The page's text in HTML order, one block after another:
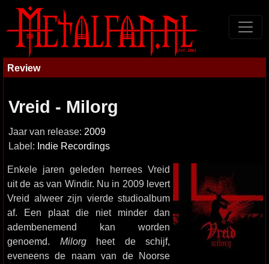
Review
Vreid - Milorg
Jaar van release: 2009
Label: Indie Recordings
Enkele jaren geleden herrees Vreid
uit de as van Windir. Nu in 2009 levert
Vreid alweer zijn vierde studioalbum
af. Een plaat die niet minder dan
adembenemend kan worden
genoemd. Milorgheet de schijf,
eveneens de naam van de Noorse